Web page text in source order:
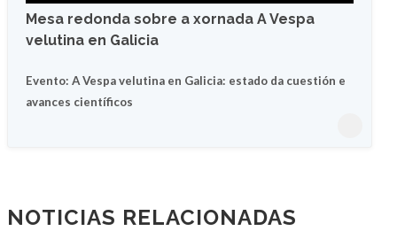
Mesa redonda sobre a xornada A Vespa
velutina en Galicia
Evento: A Vespa velutina en Galicia: estado da cuestión e
avances científicos
NOTICIAS RELACIONADAS